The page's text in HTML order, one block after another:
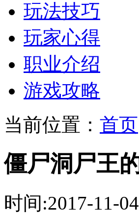
玩法技巧
玩家心得
职业介绍
游戏攻略
当前位置： 首页
僵尸洞尸王
时间:2017-11-